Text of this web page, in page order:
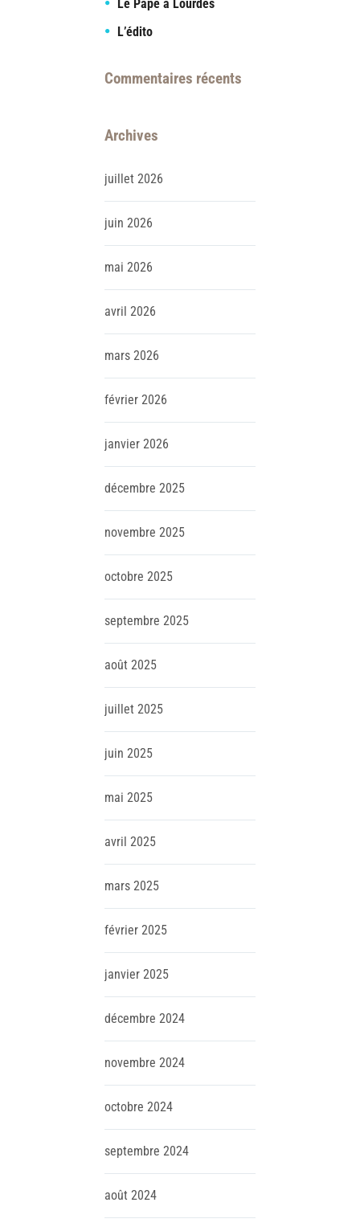
Le Pape à Lourdes
L’édito
Commentaires récents
Archives
juillet 2026
juin 2026
mai 2026
avril 2026
mars 2026
février 2026
janvier 2026
décembre 2025
novembre 2025
octobre 2025
septembre 2025
août 2025
juillet 2025
juin 2025
mai 2025
avril 2025
mars 2025
février 2025
janvier 2025
décembre 2024
novembre 2024
octobre 2024
septembre 2024
août 2024